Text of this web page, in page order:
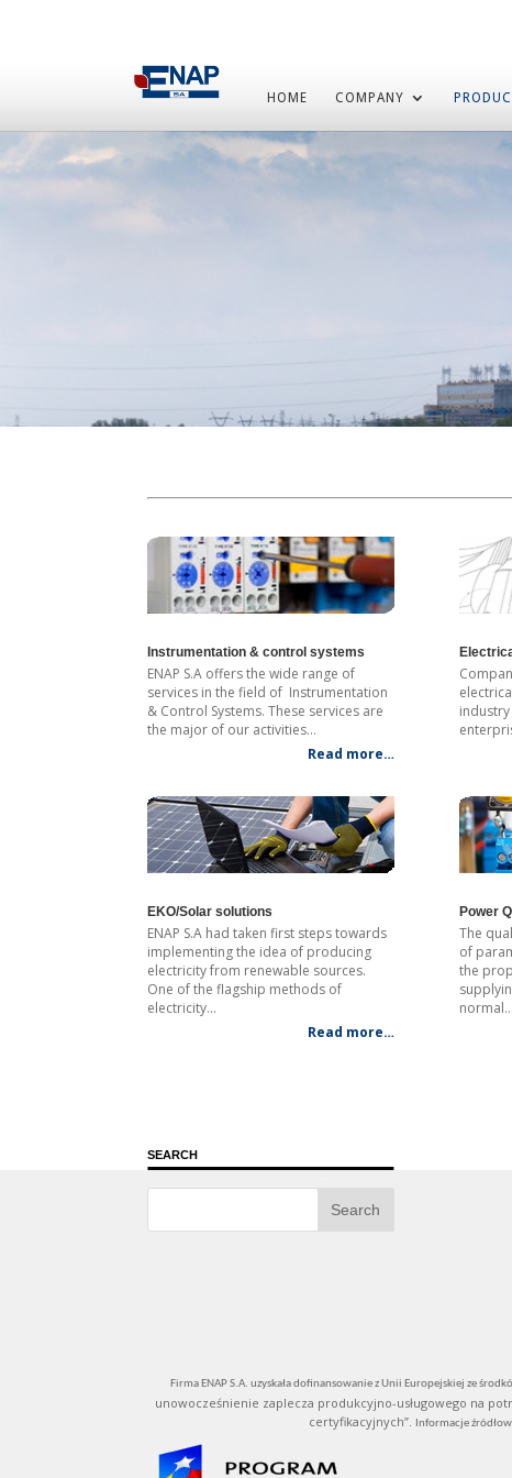
HOME COMPANY
Instrumentation & control systems
ENAP S.A offers the wide range of
services in the field of Instrumentation
& Control Systems. These services are
the major of our activities…
Read more…
EKO/Solar solutions
ENAP S.A had taken first steps towards
implementing the idea of producing
electricity from renewable sources.
One of the flagship methods of
electricity…
Read more…
Power
The
of
the
normal…
SEARCH
Firma ENAP S.A. uzyskała dofinansowanie z Unii Europejskiej ze
unowocześnienie zaplecza produkcyjno-usługowego na
certyfikacyjnych”.
Informacje